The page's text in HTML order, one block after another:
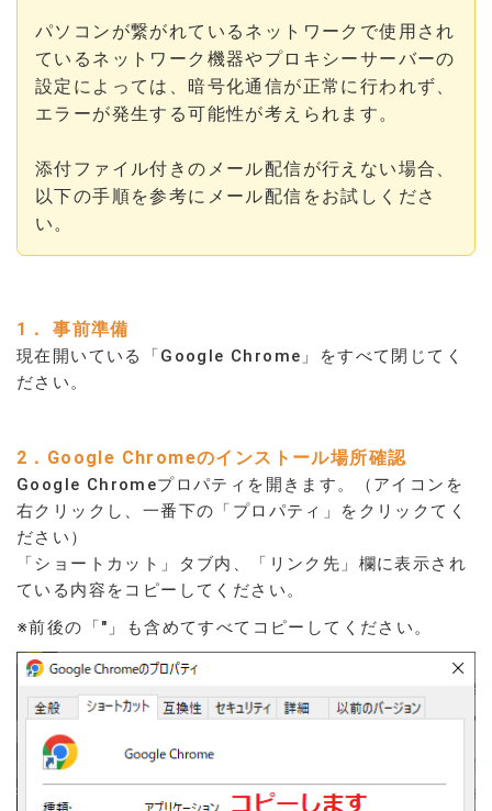
パソコンが繋がれているネットワークで使用され
ているネットワーク機器やプロキシーサーバーの
設定によっては、暗号化通信が正常に行われず、
エラーが発生する可能性が考えられます。
添付ファイル付きのメール配信が行えない場合、
以下の手順を参考にメール配信をお試しくださ
い。
1． 事前準備
現在開いている「Google Chrome」をすべて閉じてく
ださい。
2．Google Chromeのインストール場所確認
Google Chromeプロパティを開きます。 （ アイコンを
右クリックし、一番下の「プロパティ」をクリックてく
ださい）
「ショートカット」タブ内、「リンク先」欄に表示され
ている内容をコピーしてください。
※前後の「"」も含めてすべてコピーしてください。